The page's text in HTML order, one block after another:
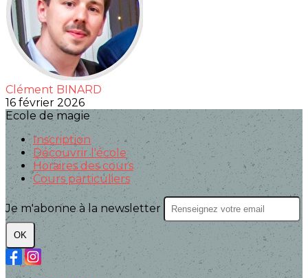
Clément BINARD
16 février 2026
Ecole de magie
Inscription
Découvrir l'école
Horaires des cours
Cours particuliers
Je m'abonne à la newsletter
OK